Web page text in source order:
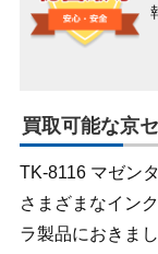
買取可能な京
TK-8116 マゼン
さまざまなイン
ラ製品におきま